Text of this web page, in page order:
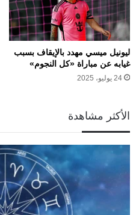
ليونيل ميسي مهدد بالإيقاف بسبب
غيابه عن مباراة «كل النجوم»
24 يوليو، 2025
الأكثر مشاهدة